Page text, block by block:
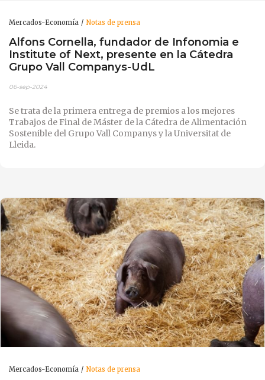
Mercados-Economía Notas de prensa
Alfons Cornella, fundador de Infonomia e
Institute of Next, presente en la Cátedra
Grupo Vall Companys-UdL
06-sep-2024
Se trata de la primera entrega de premios a los mejores
Trabajos de Final de Máster de la Cátedra de Alimentación
Sostenible del Grupo Vall Companys y la Universitat de
Lleida.
Mercados-Economía Notas de prensa